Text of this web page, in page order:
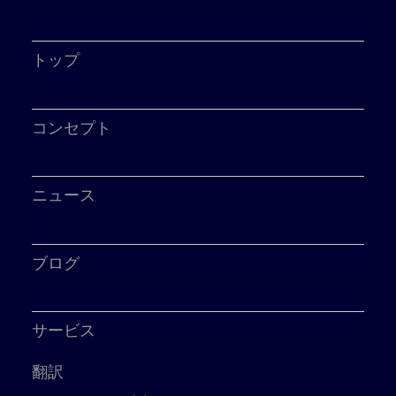
トップ
コンセプト
ニュース
ブログ
サービス
翻訳